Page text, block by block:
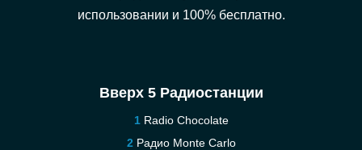
использовании и 100% бесплатно.
Вверх 5 Радиостанции
Radio Chocolate
Радио Monte Carlo